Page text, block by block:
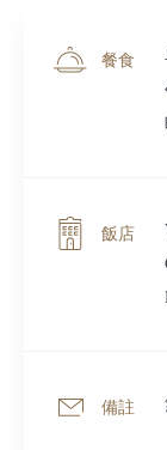
餐食
飯店
備註